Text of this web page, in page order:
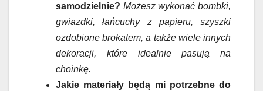
samodzielnie? Możesz wykonać bombki,
gwiazdki, łańcuchy z papieru, szyszki
ozdobione brokatem, a także wiele innych
dekoracji, które idealnie pasują na
choinkę.
Jakie materiały będą mi potrzebne do